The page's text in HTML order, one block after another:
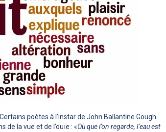
poètes à l’instar de John Ballantine Gough
de la vue et de l’ouïe : «Où que l’on regarde, l’eau est